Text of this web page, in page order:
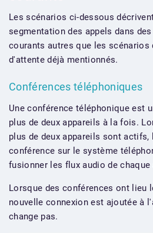
Les scénarios ci-dessous
segmentation des appels dans
courants autres que les
d'attente déjà mentionnés.
Conférences téléphoniques
Une conférence téléphonique est
plus de deux appareils à la fois.
plus de deux appareils sont actifs,
conférence sur le système
fusionner les flux audio de chaque
Lorsque des conférences ont lieu
nouvelle connexion est ajoutée à
change pas.